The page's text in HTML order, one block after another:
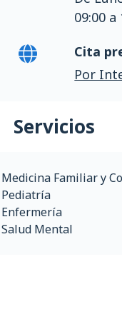
09:00 a
Cita
Por
Servicios
Medicina Familiar y
Pediatría
Enfermería
Salud Mental